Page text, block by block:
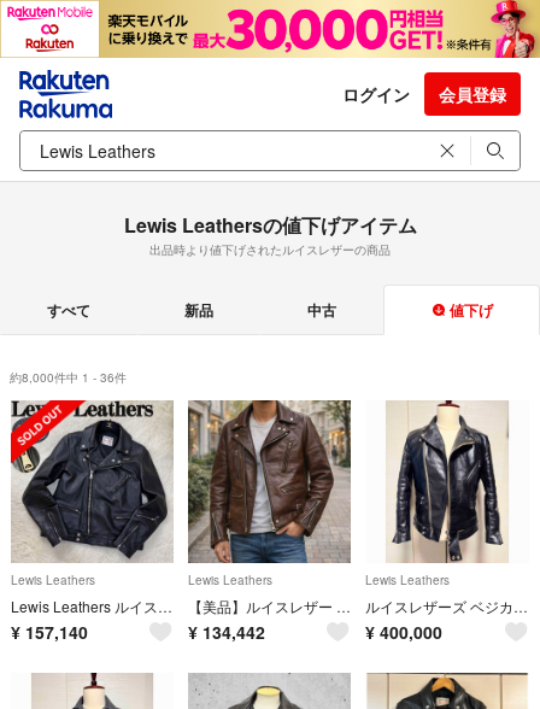
ログイン 会員登録
Lewis Leathersの値下げアイテム
出品時より値下げされたルイスレザーの商品
すべて 新品 中古 値下げ
約8,000件中 1 - 36件
Lewis Leathers
Lewis Leathers ルイスレザー AVIAKIT ライダースジャケット
¥ 157,140
Lewis Leathers
【美品】ルイスレザー AVIAKIT ダブルライダースジャケット 赤キルティング
¥ 134,442
Lewis Leathers
ルイスレザーズ ベジカウ 茶芯サイクロンCyclone 441 タイトフィット
¥ 400,000